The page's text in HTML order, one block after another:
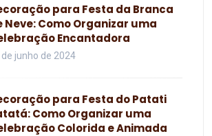
para Festa da Branca
Neve: Como Organizar uma
Encantadora
de junho de 2024
para Festa do Patati
Como Organizar uma
Colorida e Animada